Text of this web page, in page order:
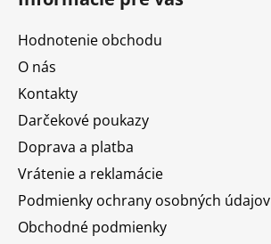
Hodnotenie obchodu
O nás
Kontakty
Darčekové poukazy
Doprava a platba
Vrátenie a reklamácie
Podmienky ochrany osobných údajov
Obchodné podmienky